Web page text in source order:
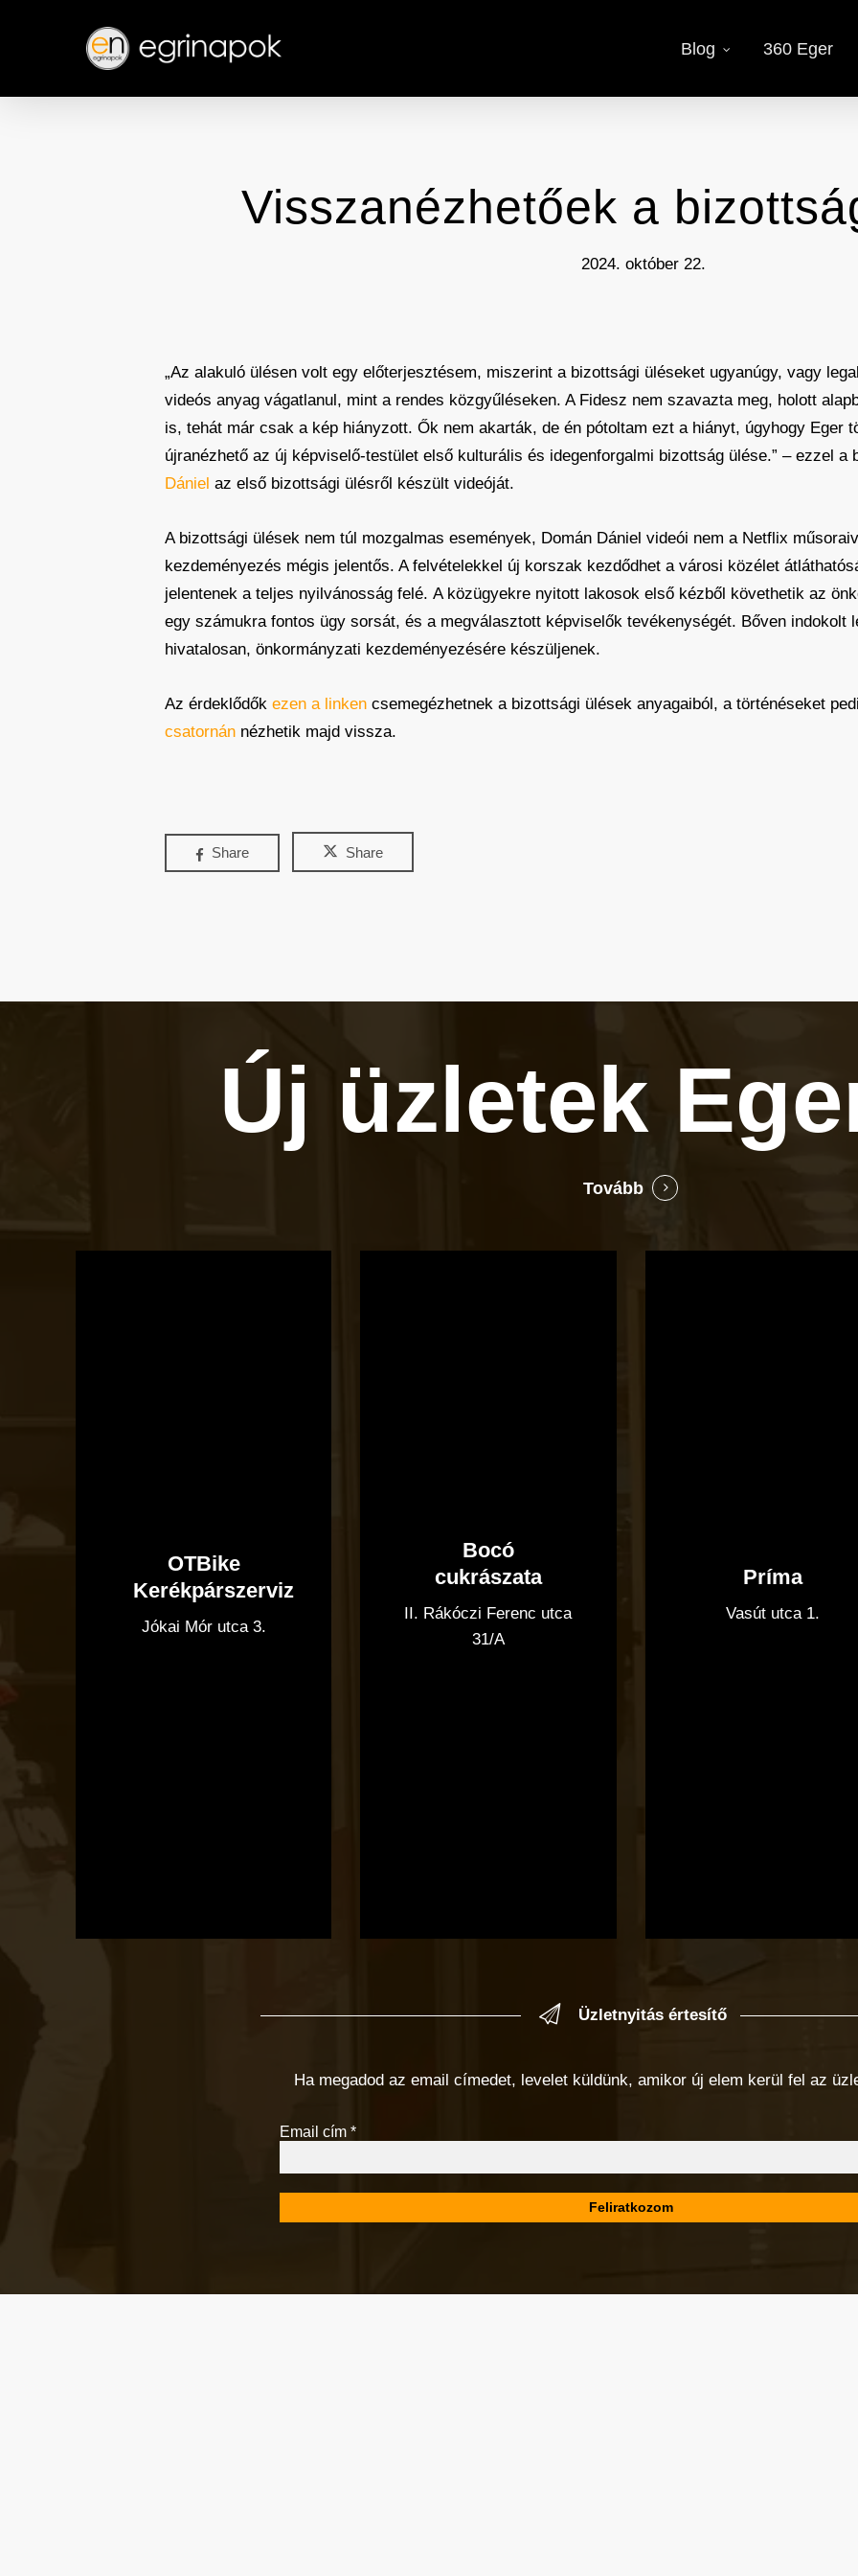
content
Blog 360 Eger
Visszanézhetőek a
2024. október 22.
„Az alakuló ülésen volt egy előterjesztésem, miszerint a bizottsági üléseket ugyanúgy, vagy
videós anyag vágatlanul, mint a rendes közgyűléseken. A Fidesz nem szavazta meg, holott
is, tehát már csak a kép hiányzott. Ők nem akarták, de én pótoltam ezt a hiányt, úgyhogy Eger
újranézhető az új képviselő-testület első kulturális és idegenforgalmi bizottság ülése.” – ezzel a
Dániel az első bizottsági ülésről készült videóját.
A bizottsági ülések nem túl mozgalmas események, Domán Dániel videói nem a Netflix
kezdeményezés mégis jelentős. A felvételekkel új korszak kezdődhet a városi közélet
jelentenek a teljes nyilvánosság felé. A közügyekre nyitott lakosok első kézből követhetik az
egy számukra fontos ügy sorsát, és a megválasztott képviselők tevékenységét. Bőven indokolt
hivatalosan, önkormányzati kezdeményezésére készüljenek.
Az érdeklődők ezen a linken csemegézhetnek a bizottsági ülések anyagaiból, a történéseket
csatornán nézhetik majd vissza.
Share Share
Új üzletek
Tovább
OTBike
Kerékpárszerviz
Jókai Mór utca 3.
Bocó
cukrászata
II. Rákóczi Ferenc utca
31/A
Príma
Vasút utca 1.
Üzletnyitás értesítő
Ha megadod az email címedet, levelet küldünk, amikor új elem kerül fel az
Email cím*